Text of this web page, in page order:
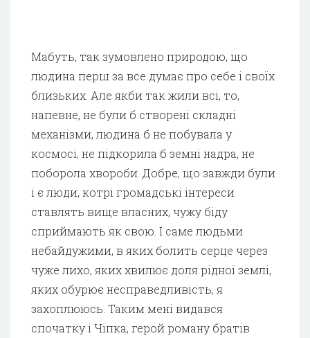
Мабуть, так зумовлено природою, що
людина перш за все думає про себе і своїх
близьких. Але якби так жили всі, то,
напевне, не були б створені складні
механізми, людина б не побувала у
космосі, не підкорила б земні надра, не
поборола хвороби. Добре, що завжди були
і є люди, котрі громадські інтереси
ставлять вище власних, чужу біду
сприймають як свою. І саме людьми
небайдужими, в яких болить серце через
чуже лихо, яких хвилює доля рідної землі,
яких обурює несправедливість, я
захоплююсь. Таким мені видався
спочатку і Чіпка, герой роману братів